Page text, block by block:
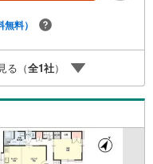
済について、老後や学費
ャルプランナー、住宅ロー
持つスタッフが多数在籍
料請求、お問い合わせをお
無料）
る（全1社）